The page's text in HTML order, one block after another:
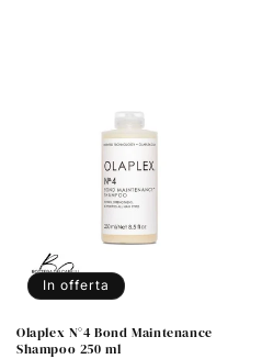
In offerta
Olaplex N°4 Bond Maintenance
Shampoo 250 ml